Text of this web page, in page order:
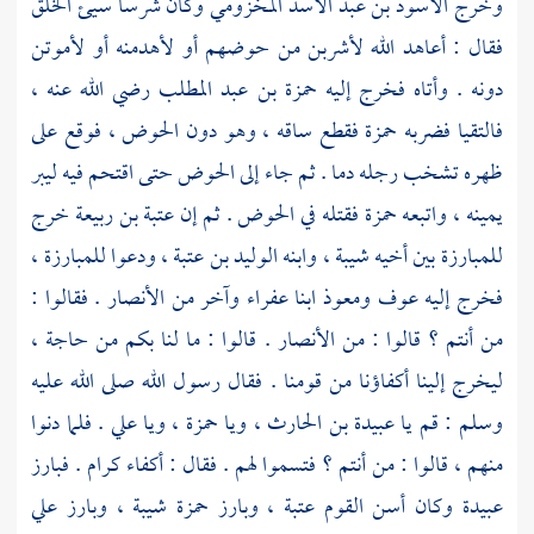
فقال : أعاهد الله لأشربن من حوضهم أو لأهدمنه أو لأموتن
دونه . وأتاه فخرج إليه حمزة بن عبد المطلب رضي الله عنه ،
فالتقيا فضربه حمزةفقطع ساقه ، وهو دون الحوض ، فوقع على
ظهره تشخب رجله دما . ثم جاء إلى الحوض حتى اقتحم فيه ليبر
يمينه ، واتبعهحمزةفقتله في الحوض . ثم إنعتبة بن ربيعةخرج
للمبارزة بين أخيهشيبة ،وابنهالوليد بن عتبة ،ودعوا للمبارزة ،
فخرج إليهعوف ومعوذ ابنا عفراء وآخر منالأنصار. فقالوا :
من أنتم ؟ قالوا : منالأنصار. قالوا : ما لنا بكم من حاجة ،
ليخرج إلينا أكفاؤنا من قومنا . فقال رسول الله صلى الله عليه
وسلم : قم ياعبيدة بن الحارث ، وياحمزة ،وياعلي .فلما دنوا
منهم ، قالوا : من أنتم ؟ فتسموا لهم . فقال : أكفاء كرام . فبارز
عبيدة وكان أسن القوم عتبة ، وبارز حمزة شيبة ، وبارز علي